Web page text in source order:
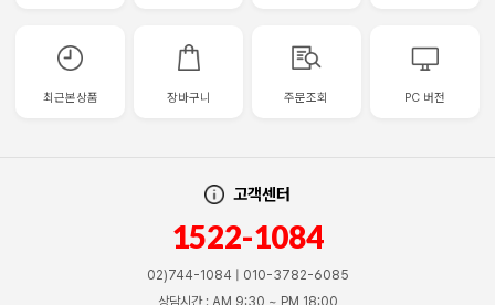
최근본상품 장바구니 주문조회 PC 버전
고객센터
1522-1084
02)744-1084 | 010-3782-6085
상담시간 : AM 9:30 ~ PM 18:00